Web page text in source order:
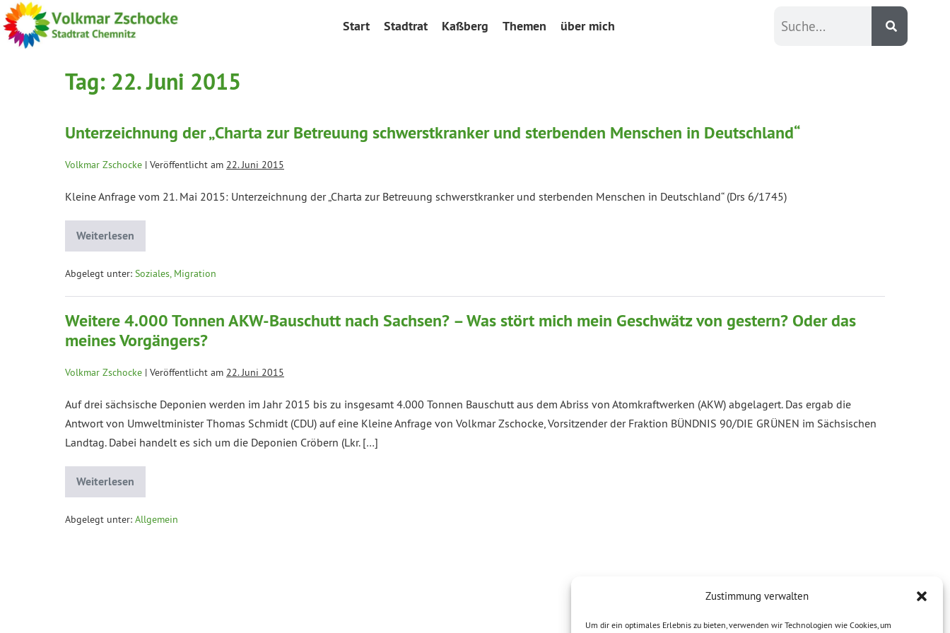
Zustimmung verwalten
Um dir ein optimales Erlebnis zu bieten, verwenden wir Technologien wie Cookies, um
Start Stadtrat Kaßberg Themen über mich
Tag: 22. Juni 2015
Unterzeichnung der „Charta zur Betreuung schwerstkranker und sterbenden Menschen in Deutschland“
Volkmar Zschocke | Veröffentlicht am 22. Juni 2015
Kleine Anfrage vom 21. Mai 2015: Unterzeichnung der „Charta zur Betreuung schwerstkranker und sterbenden Menschen in Deutschland“ (Drs 6/1745)
Weiterlesen
Abgelegt unter: Soziales, Migration
Weitere 4.000 Tonnen AKW-Bauschutt nach Sachsen? – Was stört mich mein Geschwätz von gestern? Oder das
meines Vorgängers?
Volkmar Zschocke | Veröffentlicht am 22. Juni 2015
Auf drei sächsische Deponien werden im Jahr 2015 bis zu insgesamt 4.000 Tonnen Bauschutt aus dem Abriss von Atomkraftwerken (AKW) abgelagert. Das ergab die
Antwort von Umweltminister Thomas Schmidt (CDU) auf eine Kleine Anfrage von Volkmar Zschocke, Vorsitzender der Fraktion BÜNDNIS 90/DIE GRÜNEN im Sächsischen
Landtag. Dabei handelt es sich um die Deponien Cröbern (Lkr. […]
Weiterlesen
Abgelegt unter: Allgemein